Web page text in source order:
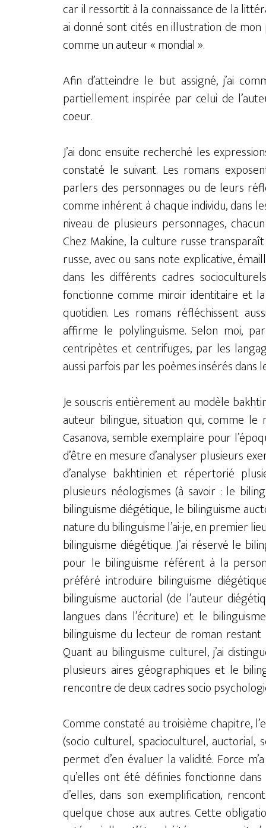
car il ressortit à la connaissance de la
ai donné sont cités en illustration de
comme un auteur « mondial ».
Afin d’atteindre le but assigné, j’ai
partiellement inspirée par celui de
coeur.
J’ai donc ensuite recherché les
constaté le suivant. Les romans
parlers des personnages ou de leurs
comme inhérent à chaque individu, dans
niveau de plusieurs personnages,
Chez Makine, la culture russe
russe, avec ou sans note explicative,
dans les différents cadres
fonctionne comme miroir identitaire et
quotidien. Les romans réfléchissent
affirme le polylinguisme. Selon moi,
centripètes et centrifuges, par les
aussi parfois par les poèmes insérés dans
Je souscris entièrement au modèle
auteur bilingue, situation qui, comme
Casanova, semble exemplaire pour
d’être en mesure d’analyser plusieurs
d’analyse bakhtinien et répertorié
plusieurs néologismes (à savoir : le
bilinguisme diégétique, le bilinguisme
nature du bilinguisme l’ai-je, en premier
bilinguisme diégétique. J’ai réservé le
pour le bilinguisme référent à la
préféré introduire bilinguisme
bilinguisme auctorial (de l’auteur
langues dans l’écriture) et le
bilinguisme du lecteur de roman
Quant au bilinguisme culturel, j’ai
plusieurs aires géographiques et le
rencontre de deux cadres socio
Comme constaté au troisième chapitre,
(socio culturel, spacioculturel,
permet d’en évaluer la validité. Force
qu’elles ont été définies fonctionne
d’elles, dans son exemplification,
quelque chose aux autres. Cette